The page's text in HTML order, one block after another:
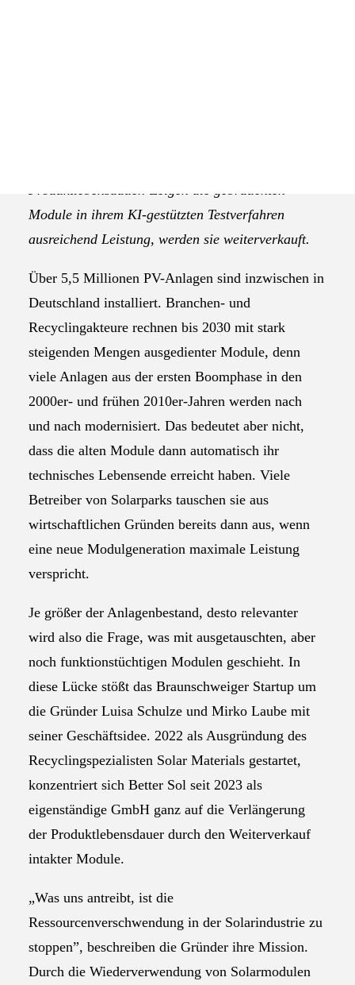
Produktlebensdauer. Zeigen die gebrauchten
Module in ihrem KI-gestützten Testverfahren
ausreichend Leistung, werden sie weiterverkauft.
Über 5,5 Millionen PV-Anlagen sind inzwischen in
Deutschland installiert. Branchen- und
Recyclingakteure rechnen bis 2030 mit stark
steigenden Mengen ausgedienter Module, denn
viele Anlagen aus der ersten Boomphase in den
2000er- und frühen 2010er-Jahren werden nach
und nach modernisiert. Das bedeutet aber nicht,
dass die alten Module dann automatisch ihr
technisches Lebensende erreicht haben. Viele
Betreiber von Solarparks tauschen sie aus
wirtschaftlichen Gründen bereits dann aus, wenn
eine neue Modulgeneration maximale Leistung
verspricht.
Je größer der Anlagenbestand, desto relevanter
wird also die Frage, was mit ausgetauschten, aber
noch funktionstüchtigen Modulen geschieht. In
diese Lücke stößt das Braunschweiger Startup um
die Gründer Luisa Schulze und Mirko Laube mit
seiner Geschäftsidee. 2022 als Ausgründung des
Recyclingspezialisten Solar Materials gestartet,
konzentriert sich Better Sol seit 2023 als
eigenständige GmbH ganz auf die Verlängerung
der Produktlebensdauer durch den Weiterverkauf
intakter Module.
„Was uns antreibt, ist die
Ressourcenverschwendung in der Solarindustrie zu
stoppen”, beschreiben die Gründer ihre Mission.
Durch die Wiederverwendung von Solarmodulen